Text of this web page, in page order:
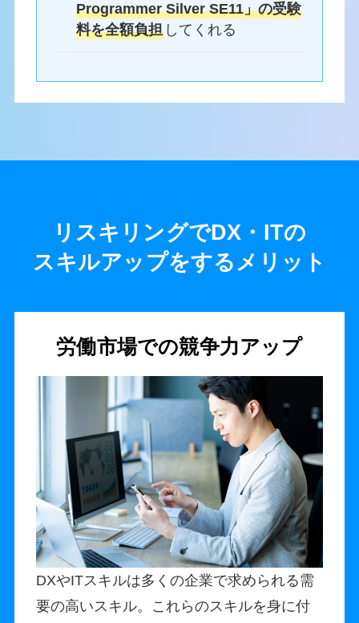
Programmer Silver SE11」の受験
料を全額負担 してくれる
リスキリングでDX・ITの
スキルアップをするメリット
労働市場での競争力アップ
DXやITスキルは多くの企業で求められる需
要の高いスキル。これらのスキルを身に付